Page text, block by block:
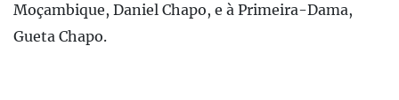
Moçambique, Daniel Chapo, e à Primeira-Dama,
Gueta Chapo.